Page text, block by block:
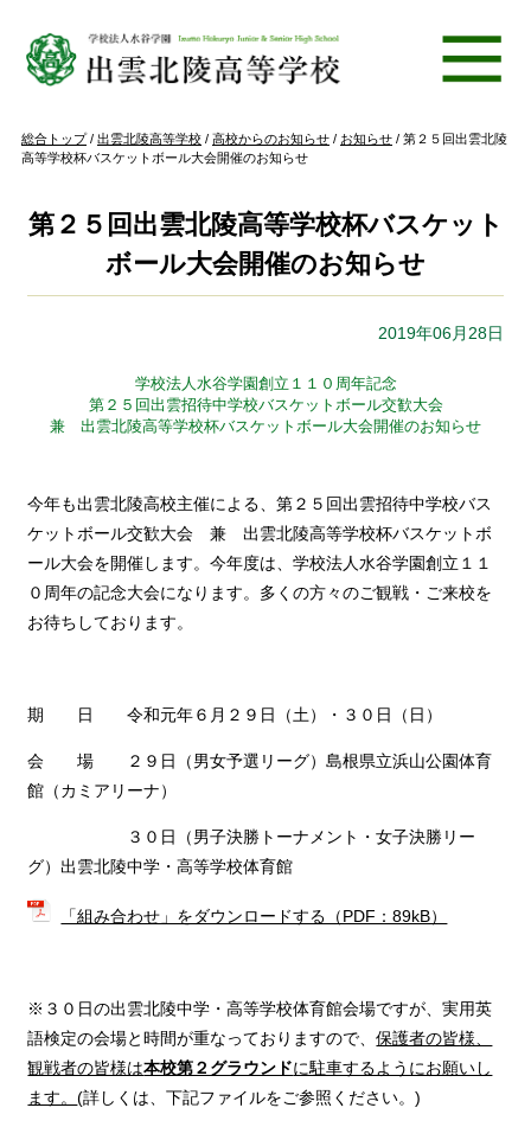
現
在
置：
総合トップ/ 出雲北陵高等学校 / 高校からのお知らせ / お知らせ / 第２５回出雲北陵
高等学校杯バスケットボール大会開催のお知らせ
第２５回出雲北陵高等学校杯バスケット
ボール大会開催のお知らせ
2019年06月28日
学校法人水谷学園創立１１０周年記念
第２５回出雲招待中学校バスケットボール交歓大会
兼 出雲北陵高等学校杯バスケットボール大会開催のお知らせ
今年も出雲北陵高校主催による、第２５回出雲招待中学校バス
ケットボール交歓大会 兼 出雲北陵高等学校杯バスケットボ
ール大会を開催します。今年度は、学校法人水谷学園創立１１
０周年の記念大会になります。多くの方々のご観戦・ご来校を
お待ちしております。
期 日 令和元年６月２９日（土）・３０日（日）
会 場 ２９日（男女予選リーグ）島根県立浜山公園体育
館（カミアリーナ）
３０日（男子決勝トーナメント・女子決勝リー
グ）出雲北陵中学・高等学校体育館
「組み合わせ」をダウンロードする（PDF：89kB）
※３０日の出雲北陵中学・高等学校体育館会場ですが、実用英
語検定の会場と時間が重なっておりますので、保護者の皆様、
観戦者の皆様は本校第２グラウンドに駐車するようにお願いし
ます。(詳しくは、下記ファイルをご参照ください。)